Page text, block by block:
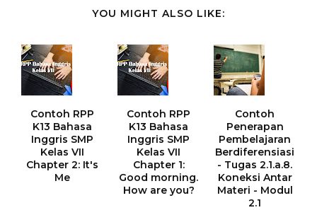
YOU MIGHT ALSO LIKE:
Contoh RPP
K13 Bahasa
Inggris SMP
Kelas VII
Chapter 2: It's
Me
Contoh RPP
K13 Bahasa
Inggris SMP
Kelas VII
Chapter 1:
Good morning.
How are you?
Contoh
Penerapan
Pembelajaran
Berdiferensiasi
- Tugas 2.1.a.8.
Koneksi Antar
Materi - Modul
2.1